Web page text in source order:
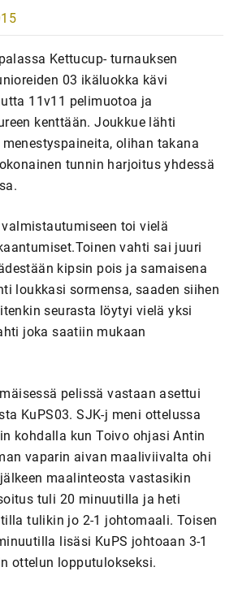
Kettucup- turnauksen
03 ikäluokka kävi
11v11 pelimuotoa ja
kenttään. Joukkue lähti
olihan takana
tunnin harjoitus yhdessä
toi vielä
vahti sai juuri
kipsin pois ja samaisena
loukkasi sormensa, saaden siihen
seurasta löytyi vielä yksi
joka saatiin mukaan
pelissä vastaan asettui
KuPS03. SJK-j meni ottelussa
kohdalla kun Toivo ohjasi Antin
vaparin aivan maaliviivalta ohi
maalinteosta vastasikin
tuli 20 minuutilla ja heti
tulikin jo 2-1 johtomaali. Toisen
lisäsi KuPS johtoaan 3-1
ottelun lopputulokseksi.